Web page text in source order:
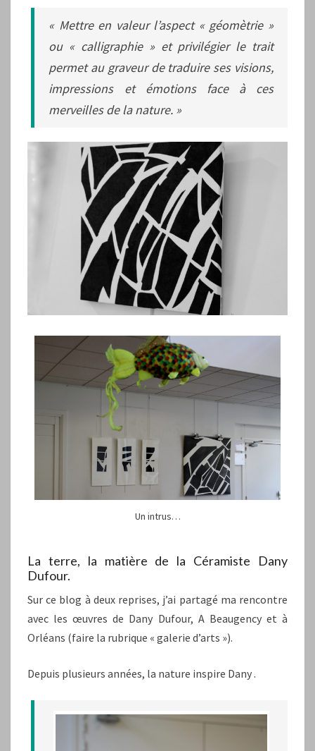
« Mettre en valeur l’aspect « géomètrie »
ou « calligraphie » et privilégier le trait
permet au graveur de traduire ses visions,
impressions et émotions face à ces
merveilles de la nature. »
Un intrus…
La terre, la matière de la Céramiste Dany
Dufour.
Sur ce blog à deux reprises, j’ai partagé ma rencontre
avec les œuvres de Dany Dufour, A Beaugency et à
Orléans (faire la rubrique « galerie d’arts »).
Depuis plusieurs années, la nature inspire Dany .